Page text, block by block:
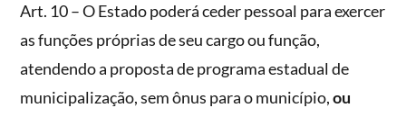
Art. 10 – O Estado poderá ceder pessoal para exercer
as funções próprias de seu cargo ou função,
atendendo a proposta de programa estadual de
municipalização, sem ônus para o município,ou